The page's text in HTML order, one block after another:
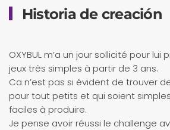
Historia de creación
OXYBUL m’a un jour sollicité pour
jeux très simples à partir de 3 ans.
Ca n’est pas si évident de trouver
pour tout petits et qui soient
faciles à produire.
Je pense avoir réussi le challenge